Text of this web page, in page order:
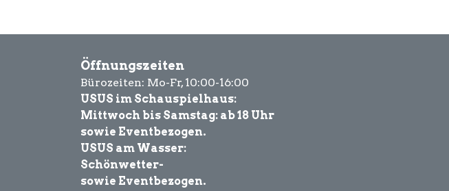
Öffnungszeiten
Bürozeiten: Mo-Fr, 10:00-16:00
USUS im Schauspielhaus:
Mittwoch bis Samstag: ab 18 Uhr
sowie Eventbezogen.
USUS am Wasser:
Schönwetter-
sowie Eventbezogen.